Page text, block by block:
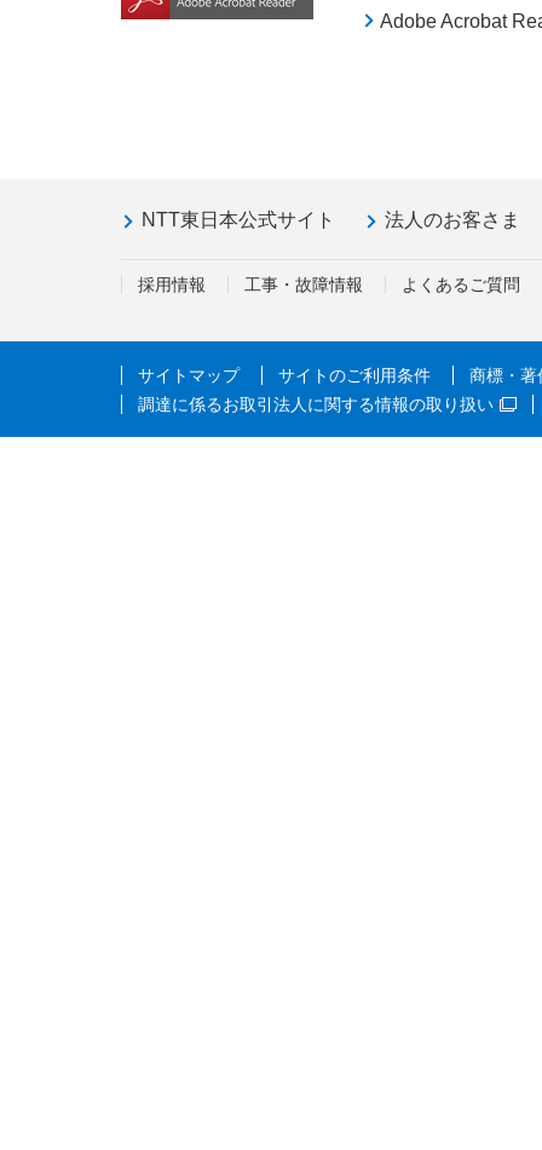
Adobe Acrobat
NTT東日本公式サイト 法人のお客さま
採用情報 工事・故障情報 よくあるご質問
サイトマップ サイトのご利用条件
商標・著
調達に係るお取引法人に関する情報の取り扱い